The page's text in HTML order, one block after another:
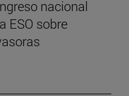
nacional
ESO sobre